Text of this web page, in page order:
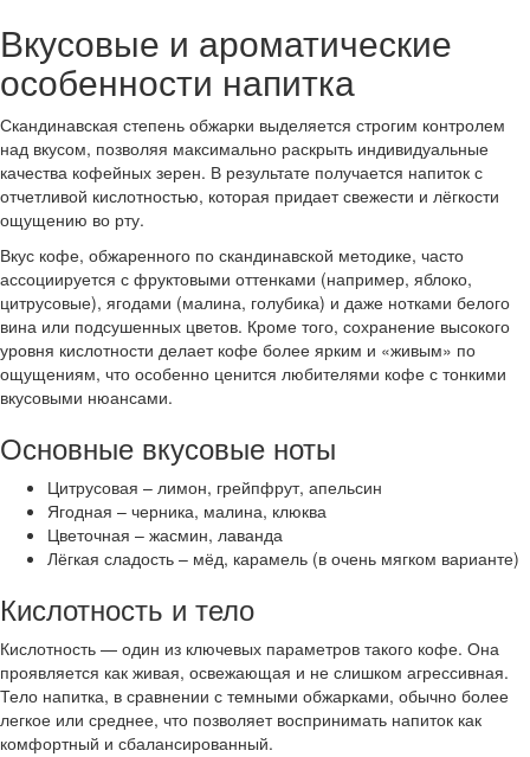
Вкусовые и ароматические
особенности напитка
Скандинавская степень обжарки выделяется строгим контролем
над вкусом, позволяя максимально раскрыть индивидуальные
качества кофейных зерен. В результате получается напиток с
отчетливой кислотностью, которая придает свежести и лёгкости
ощущению во рту.
Вкус кофе, обжаренного по скандинавской методике, часто
ассоциируется с фруктовыми оттенками (например, яблоко,
цитрусовые), ягодами (малина, голубика) и даже нотками белого
вина или подсушенных цветов. Кроме того, сохранение высокого
уровня кислотности делает кофе более ярким и «живым» по
ощущениям, что особенно ценится любителями кофе с тонкими
вкусовыми нюансами.
Основные вкусовые ноты
Цитрусовая – лимон, грейпфрут, апельсин
Ягодная – черника, малина, клюква
Цветочная – жасмин, лаванда
Лёгкая сладость – мёд, карамель (в очень мягком варианте)
Кислотность и тело
Кислотность — один из ключевых параметров такого кофе. Она
проявляется как живая, освежающая и не слишком агрессивная.
Тело напитка, в сравнении с темными обжарками, обычно более
легкое или среднее, что позволяет воспринимать напиток как
комфортный и сбалансированный.